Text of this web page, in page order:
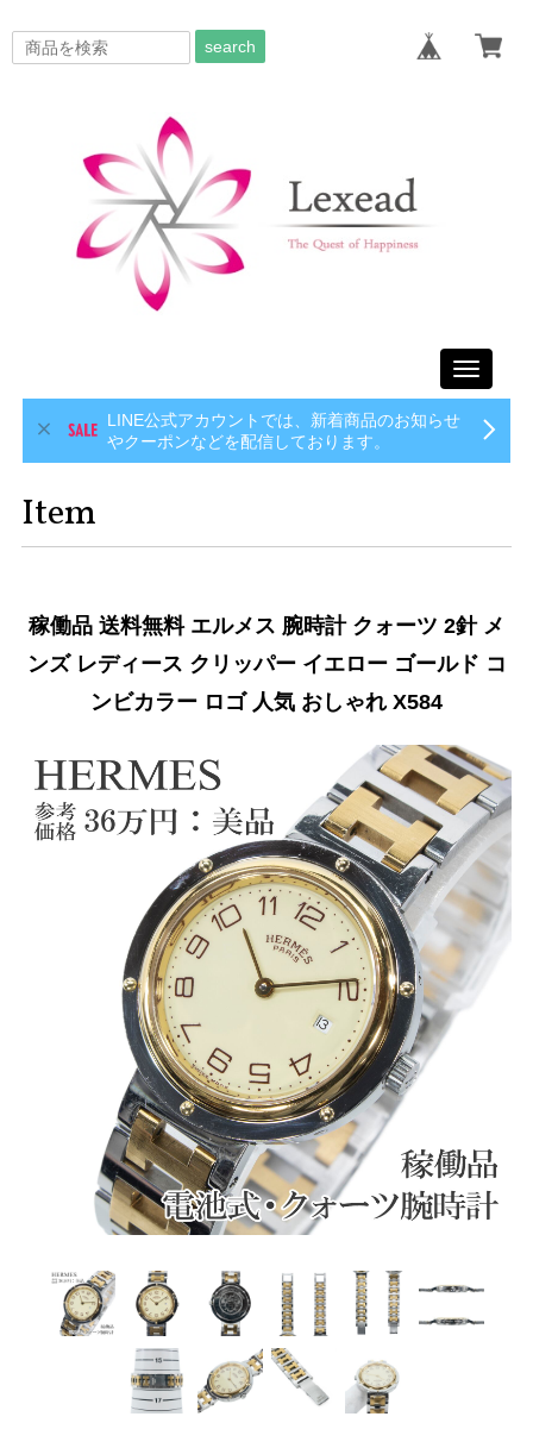
search
Toggle
LINE公式アカウントでは、新着商品のお知らせ
やクーポンなどを配信しております。
Item
稼働品 送料無料 エルメス 腕時計 クォーツ 2針 メ
ンズ レディース クリッパー イエロー ゴールド コ
ンビカラー ロゴ 人気 おしゃれ X584